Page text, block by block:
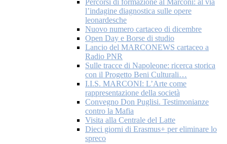
Percorsi di formazione al Marconi: al via
l’indagine diagnostica sulle opere
leonardesche
Nuovo numero cartaceo di dicembre
Open Day e Borse di studio
Lancio del MARCONEWS cartaceo a
Radio PNR
Sulle tracce di Napoleone: ricerca storica
con il Progetto Beni Culturali…
I.I.S. MARCONI: L’Arte come
rappresentazione della società
Convegno Don Puglisi. Testimonianze
contro la Mafia
Visita alla Centrale del Latte
Dieci giorni di Erasmus+ per eliminare lo
spreco